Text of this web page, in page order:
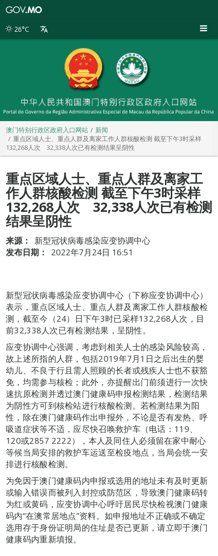
别
26°C
澳门特别行政区政府入口网站
新闻
重点区域人士、重点人群及离家工作人群核酸检测 截至下午3时采样
132,268人次 32,338人次已有检测结果呈阴性
重点区域人士、重点人群及离家工
作人群核酸检测 截至下午3时采样
132,268人次 32,338人次已有检测
结果呈阴性
来源：
新型冠状病毒感染应变协调中心
发布日期：
2022年7月24日 16:51
新型冠状病毒感染应变协调中心（下称应变协调中心）
表示，重点区域人士、重点人群及离家工作人群核酸检
测，截至今（24）日下午3时已采样132,268人次，目
前32,338人次已有检测结果，呈阴性。
应变协调中心强调，考虑到相关人士的感染风险较高，
故上述所指的人群，包括2019年7月1日之后出生的婴
幼儿、不良于行且需人照顾的长者或残疾人士也不获豁
免，均需参与核检；此外，亦提醒出门前须进行一次快
速抗原检测并透过澳门健康码申报检测结果，检测结果
为阴性方可到核检站进行核酸检测。若检测结果为阳
性，除在澳门健康码作出申报外，不论是否有发热、呼
吸道症状等不适，应尽快召唤救护车（电话：119、
120或2857 2222），本人及同住人必须留在家中耐心
等候当局安排的救护车运送至检疫地点，当局会统一安
排进行核酸检测。
为免因于澳门健康码内申报或选用的地址未有及时更新
或输入错误而被列入封控或防范区，导致澳门健康码转
为红或黄码，应变协调中心呼吁居民尽快检视澳门健康
码内“在澳常居地点”资料。如申报地址不正确或不确定
选用存于身份证明局的住址是否已更新，请立即于澳门
健康码内重新填报。